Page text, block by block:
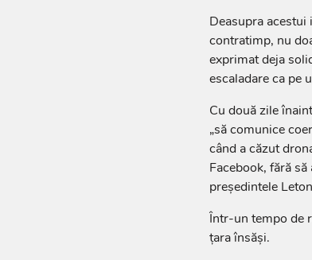
Deasupra
contratimp, nu
exprimat deja
escaladare ca pe
Cu două zile
„să comunice
când a căzut
Facebook, fără
președintele
Într-un tempo de
țara însăși.